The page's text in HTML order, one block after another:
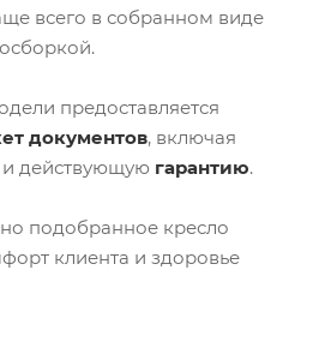
всего в собранном виде
предоставляется
документов, включая
и действующую гарантию.
подобранное кресло
клиента и здоровье